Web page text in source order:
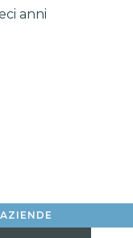
anni
AZIENDE